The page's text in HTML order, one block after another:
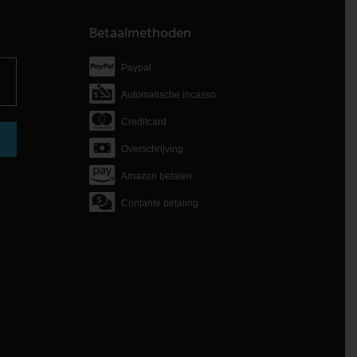
Betaalmethoden
Paypal
Automatische incasso
Creditcard
Overschrijving
Amazon betalen
Contante betaling